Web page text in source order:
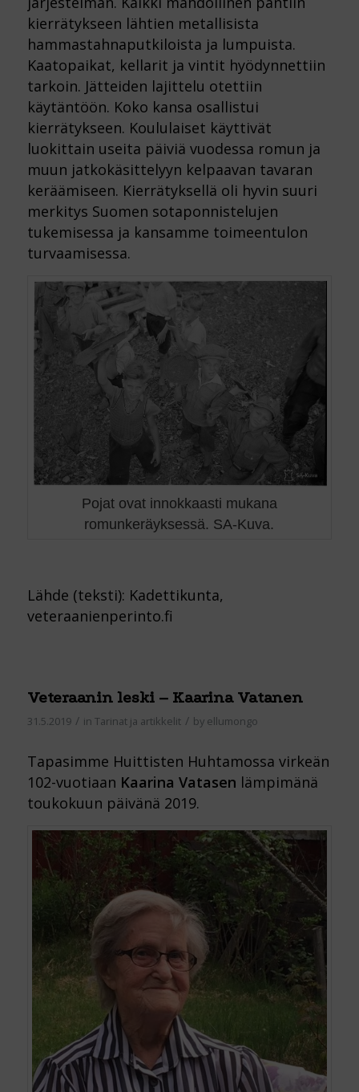
kierrätykseen lähtien metallisista
hammastahnaputkiloista ja lumpuista.
Kaatopaikat, kellarit ja vintit hyödynnettiin
tarkoin. Jätteiden lajittelu otettiin
käytäntöön. Koko kansa osallistui
kierrätykseen. Koululaiset käyttivät
luokittain useita päiviä vuodessa romun ja
muun jatkokäsittelyyn kelpaavan tavaran
keräämiseen. Kierrätyksellä oli hyvin suuri
merkitys Suomen sotaponnistelujen
tukemisessa ja kansamme toimeentulon
turvaamisessa.
Pojat ovat innokkaasti mukana
romunkeräyksessä. SA-Kuva.
Lähde (teksti): Kadettikunta,
veteraanienperinto.fi
Veteraanin leski – Kaarina Vatanen
31.5.2019 / in Tarinat ja artikkelit / by ellumongo
Tapasimme Huittisten Huhtamossa virkeän
102-vuotiaan Kaarina Vatasen lämpimänä
toukokuun päivänä 2019.